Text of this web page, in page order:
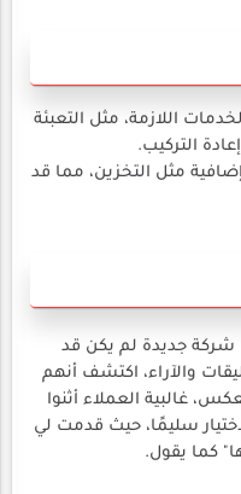
اللازمة، مثل التعبئة
التركيب.
مثل التخزين، مما قد
شركة جديدة لم يكن قد
والآراء، اكتشف أنهم
غالبية العملاء أثنوا
سليمًا، حيث قدمت لي
كما يقول.